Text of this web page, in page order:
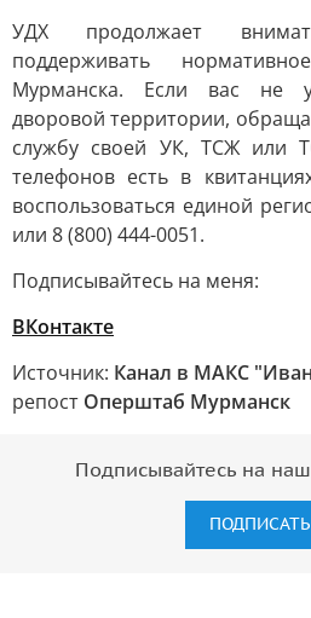
УДХ продолжает
поддерживать
Мурманска. Если вас не
дворовой территории,
службу своей УК, ТСЖ или
телефонов есть в
воспользоваться единой
или 8 (800) 444-0051.
Подписывайтесь на меня:
ВКонтакте
Источник: Канал в МАКС
репост Оперштаб Мурманск
Подписывайтесь на